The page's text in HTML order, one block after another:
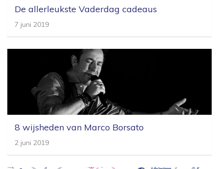
De allerleukste Vaderdag cadeaus
7 juni 2019
8 wijsheden van Marco Borsato
2 juni 2019